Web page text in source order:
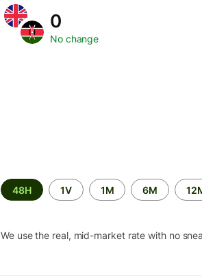
0
No change
Time
period
48H 1V 1M 6M
We use the real, mid-market rate with no